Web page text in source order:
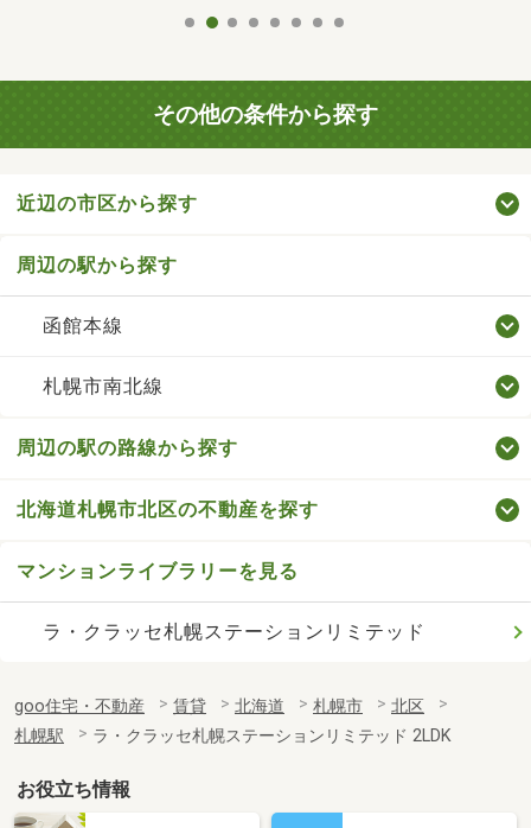
その他の条件から探す
近辺の市区から探す
周辺の駅から探す
函館本線
札幌市南北線
周辺の駅の路線から探す
北海道札幌市北区の不動産を探す
マンションライブラリーを見る
ラ・クラッセ札幌ステーションリミテッド
goo住宅・不動産 賃貸 北海道 札幌市
北区
札幌駅
ラ・クラッセ札幌ステーションリミテッド 2LDK
お役立ち情報